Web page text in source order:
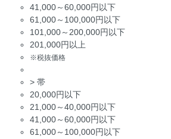
41,000～60,000円以下
61,000～100,000円以下
101,000～200,000円以下
201,000円以上
※税抜価格
> 帯
20,000円以下
21,000～40,000円以下
41,000～60,000円以下
61,000～100,000円以下